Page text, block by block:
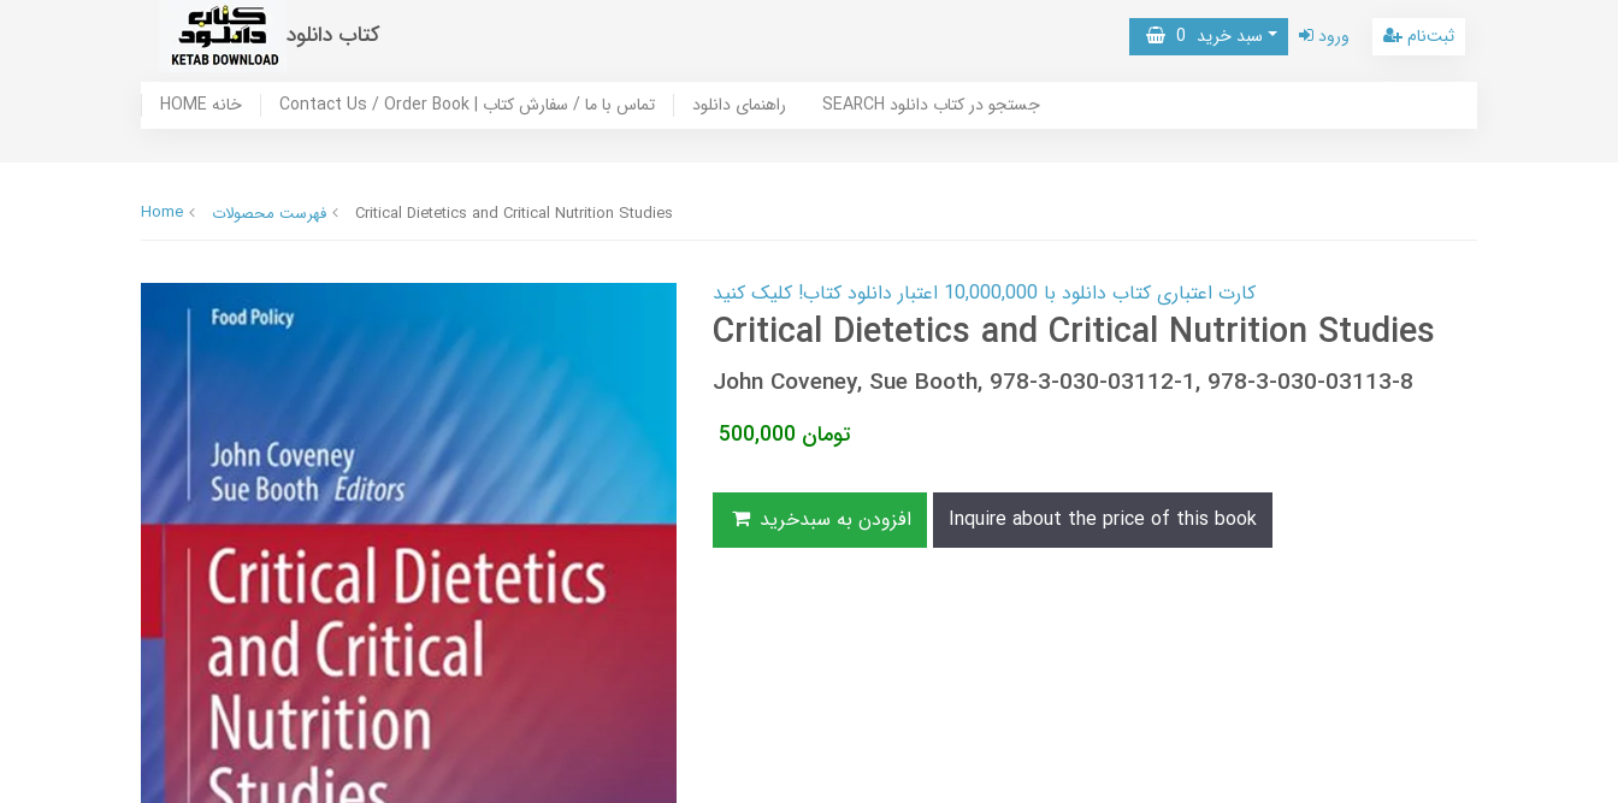
کتاب دانلود سبد خرید 0 ورود ثبت‌نام
HOME خانه Contact Us / Order Book | تماس با ما / سفارش کتاب راهنمای دانلود SEARCH جستجو در کتاب دانلود
Home فهرست محصولات Critical Dietetics and Critical Nutrition Studies
کارت اعتباری کتاب دانلود با 10,000,000 اعتبار دانلود کتاب! کلیک کنید
Critical Dietetics and Critical Nutrition Studies
John Coveney, Sue Booth, 978-3-030-03112-1, 978-3-030-03113-8
500,000 تومان
افزودن به سبدخرید Inquire about the price of this book